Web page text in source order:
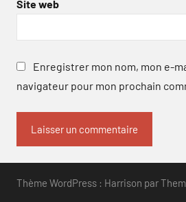
Site web
Enregistrer mon nom, mon e-
navigateur pour mon prochain
Thème WordPress : Harrison par